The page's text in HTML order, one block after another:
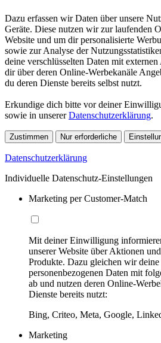
Dazu erfassen wir Daten über unsere
Geräte. Diese nutzen wir zur laufenden
Website und um dir personalisierte
sowie zur Analyse der
deine verschlüsselten Daten mit
dir über deren Online-Werbekanäle
du deren Dienste bereits selbst nutzt.
Erkundige dich bitte vor deiner
sowie in unsererDatenschutzerklärung.
Zustimmen Nur erforderliche
Datenschutzerklärung
Individuelle Datenschutz-Einstellungen
Marketing per Customer-Match
Mit deiner Einwilligung
unserer Website über Aktionen
Produkte. Dazu gleichen wir deine
personenbezogenen Daten mit
ab und nutzen deren Online-
Dienste bereits nutzt:
Bing, Criteo, Meta, Google,
Marketing